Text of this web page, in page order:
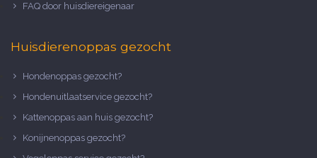
FAQ door huisdiereigenaar
Huisdierenoppas gezocht
Hondenoppas gezocht?
Hondenuitlaatservice gezocht?
Kattenoppas aan huis gezocht?
Konijnenoppas gezocht?